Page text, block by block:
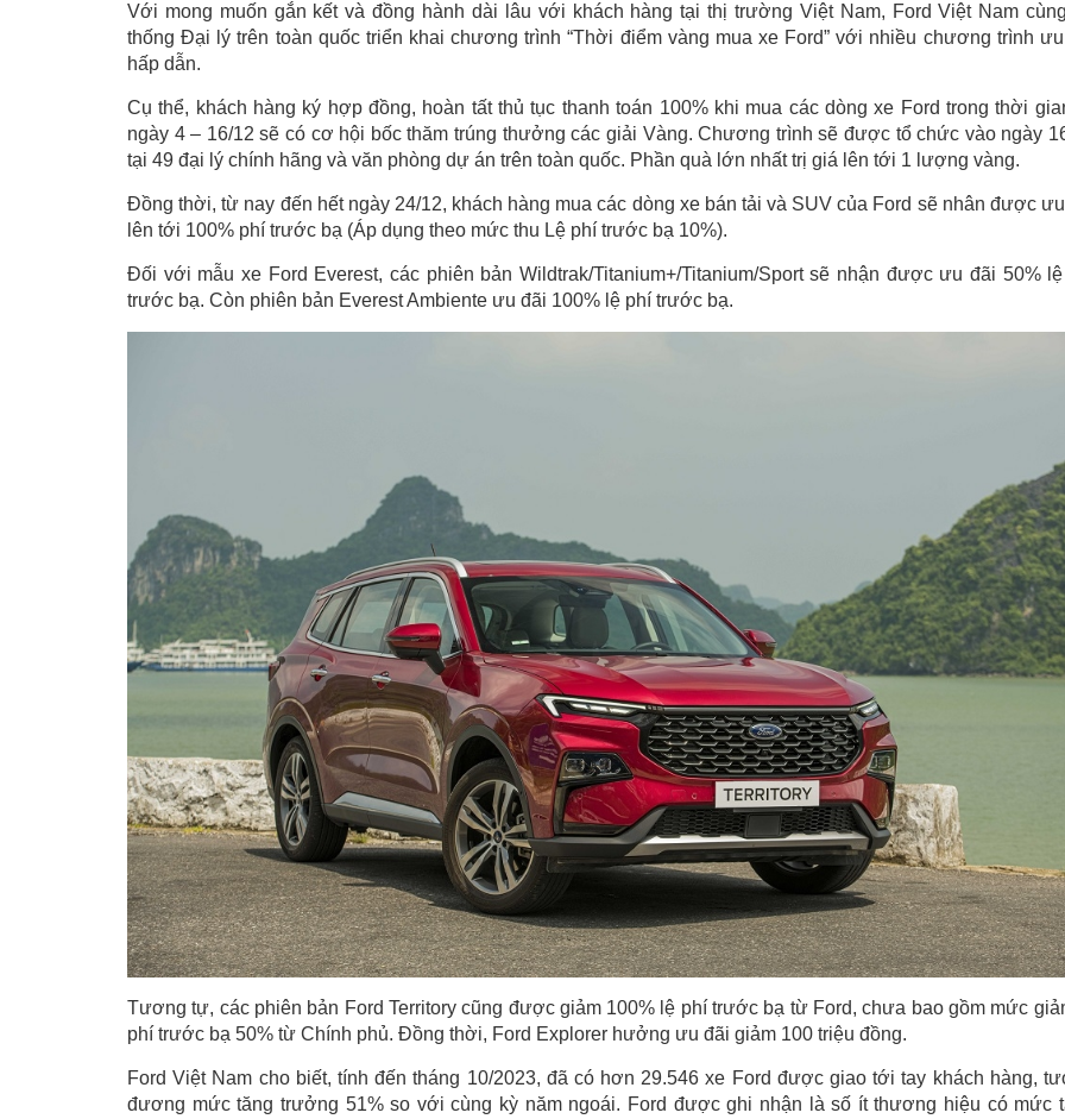
Với mong muốn gắn kết và đồng hành dài lâu với khách hàng tại thị trường Việt Nam, Ford Việt Nam
thống Đại lý trên toàn quốc triển khai chương trình “Thời điểm vàng mua xe Ford” với nhiều chương trình
hấp dẫn.
Cụ thể, khách hàng ký hợp đồng, hoàn tất thủ tục thanh toán 100% khi mua các dòng xe Ford trong thời
ngày 4 – 16/12 sẽ có cơ hội bốc thăm trúng thưởng các giải Vàng. Chương trình sẽ được tổ chức vào ngày
tại 49 đại lý chính hãng và văn phòng dự án trên toàn quốc. Phần quà lớn nhất trị giá lên tới 1 lượng vàng.
Đồng thời, từ nay đến hết ngày 24/12, khách hàng mua các dòng xe bán tải và SUV của Ford sẽ nhân được
lên tới 100% phí trước bạ (Áp dụng theo mức thu Lệ phí trước bạ 10%).
Đối với mẫu xe Ford Everest, các phiên bản Wildtrak/Titanium+/Titanium/Sport sẽ nhận được ưu đãi 50%
trước bạ. Còn phiên bản Everest Ambiente ưu đãi 100% lệ phí trước bạ.
Tương tự, các phiên bản Ford Territory cũng được giảm 100% lệ phí trước bạ từ Ford, chưa bao gồm mức
phí trước bạ 50% từ Chính phủ. Đồng thời, Ford Explorer hưởng ưu đãi giảm 100 triệu đồng.
Ford Việt Nam cho biết, tính đến tháng 10/2023, đã có hơn 29.546 xe Ford được giao tới tay khách hàng,
đương mức tăng trưởng 51% so với cùng kỳ năm ngoái. Ford được ghi nhận là số ít thương hiệu có mức